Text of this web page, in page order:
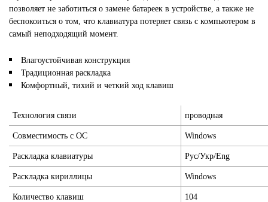
позволяет не заботиться о замене батареек в устройстве, а также не
беспокоиться о том, что клавиатура потеряет связь с компьютером в
самый неподходящий момент.
Влагоустойчивая конструкция
Традиционная раскладка
Комфортный, тихий и четкий ход клавиш
Технология связи проводная
Совместимость с ОС Windows
Раскладка клавиатуры Рус/Укр/Eng
Раскладка кириллицы Windows
Количество клавиш 104